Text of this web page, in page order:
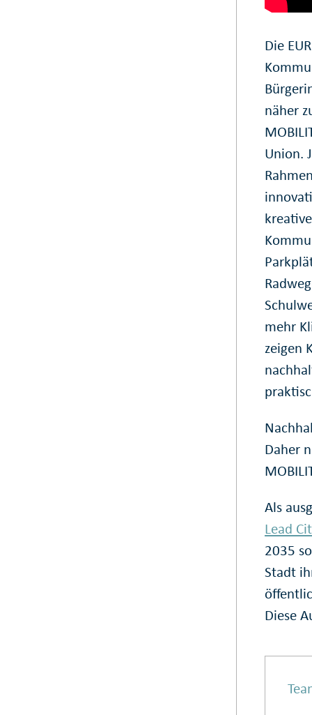
Die
näher
Union.
mehr
zeigen
Daher
Als
Lead
2035
Stadt
Diese